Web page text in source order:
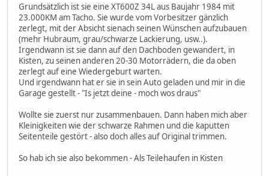
Grundsätzlich ist sie eine XT600Z 34L aus Baujahr 1984 mit
23.000KM am Tacho. Sie wurde vom Vorbesitzer gänzlich
zerlegt, mit der Absicht sienach seinen Wünschen aufzubauen
(mehr Hubraum, grau/schwarze Lackierung, usw..).
Irgendwann ist sie dann auf den Dachboden gewandert, in
Kisten, zu seinen anderen 20-30 Motorrädern, die da oben
zerlegt auf eine Wiedergeburt warten.
Und irgendwann hat er sie in sein Auto geladen und mir in die
Garage gestellt - "Is jetzt deine - moch wos draus"
Wollte sie zuerst nur zusammenbauen. Dann haben mich aber
Kleinigkeiten wie der schwarze Rahmen und die kaputten
Seitenteile gestört - also doch alles auf Original trimmen.
So hab ich sie also bekommen - Als Teilehaufen in Kisten